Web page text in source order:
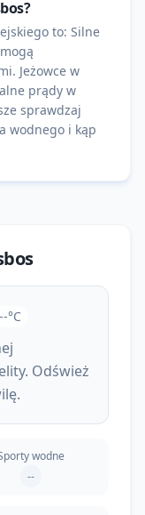
to: Silne
Jeżowce w
prądy w
sprawdzaj
wodnego i kąp
--°C
Odśwież
wodne
--